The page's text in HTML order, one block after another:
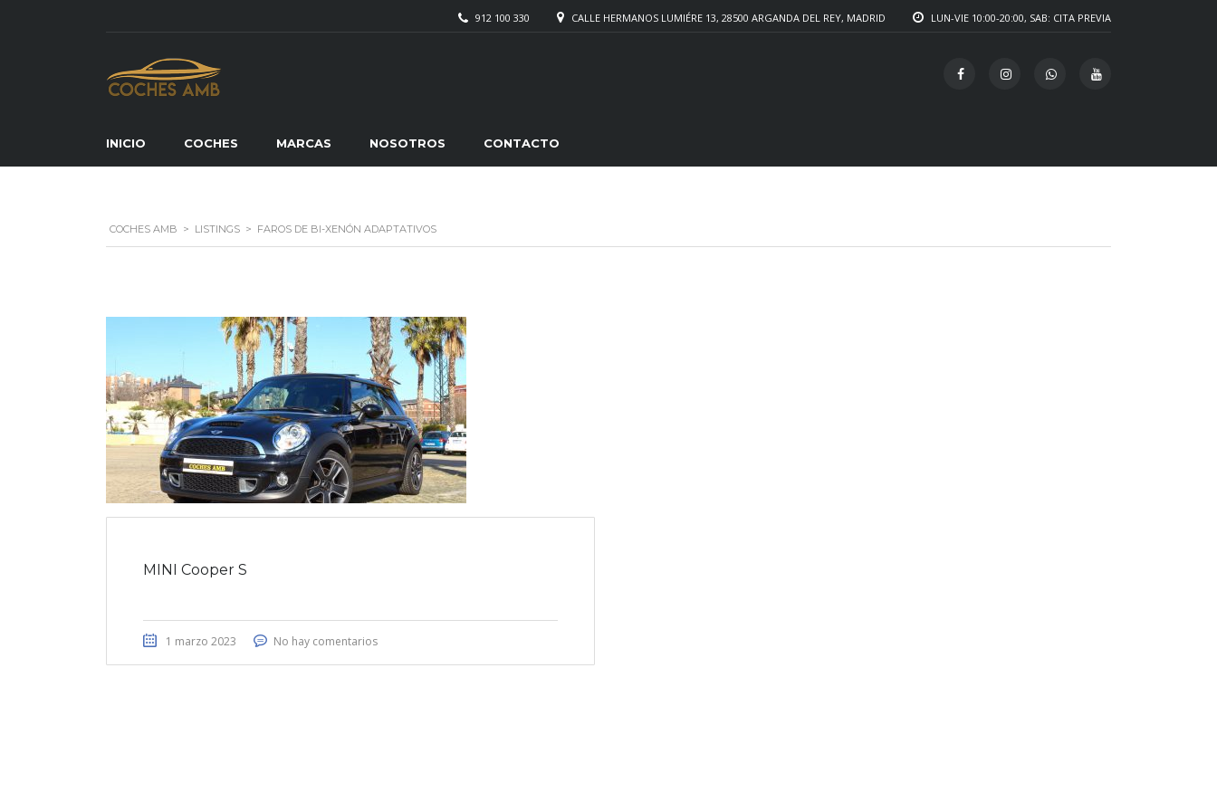
LUN-VIE 10:00-20:00, SAB: CITA PREVIA
CALLE HERMANOS LUMIÉRE 13, 28500 ARGANDA DEL REY, MADRID
912 100 330
INICIO COCHES MARCAS NOSOTROS CONTACTO
COCHES AMB > LISTINGS > FAROS DE BI-XENÓN ADAPTATIVOS
MINI Cooper S
1 marzo 2023 No hay comentarios